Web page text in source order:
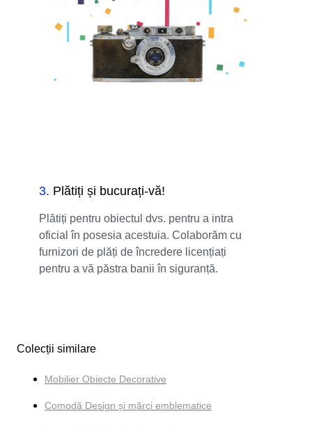
3. Plătiți și bucurați-vă!
Plătiți pentru obiectul dvs. pentru a intra
oficial în posesia acestuia. Colaborăm cu
furnizori de plăți de încredere licențiați
pentru a vă păstra banii în siguranță.
Colecții similare
Mobilier Obiecte Decorative
Comodă Design și mărci emblematice